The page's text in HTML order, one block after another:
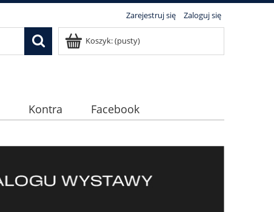
Zarejestruj się Zaloguj się
Koszyk:(pusty)
Kontra
Facebook